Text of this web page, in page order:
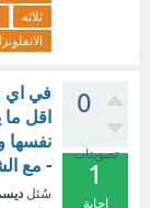
ثلاثه
الانفلونزا
0
تصويتات
1
إجابة
في اي
اقل ما
نفسها
- مع
سُئل ديسمبر